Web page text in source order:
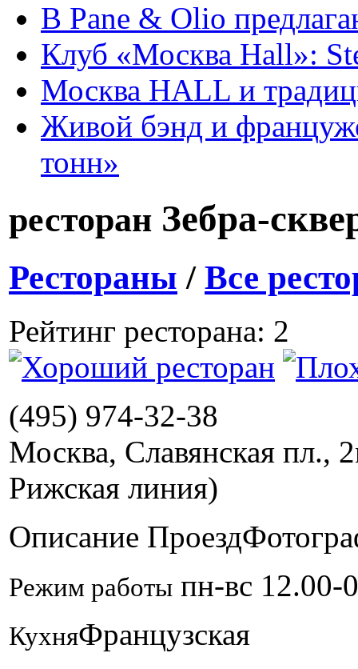
В Pane & Olio
Клуб «Москва Hall»:
Москва HALL и
Живой бэнд и
тонн»
ресторан Зебра-
Рестораны / Все
Рейтинг ресторана: 2
(495) 974-32-38
Москва, Славянская пл., 2
Рижская линия)
Описание Проезд
Режим работы пн-вс 12.00-
КухняФранцузская